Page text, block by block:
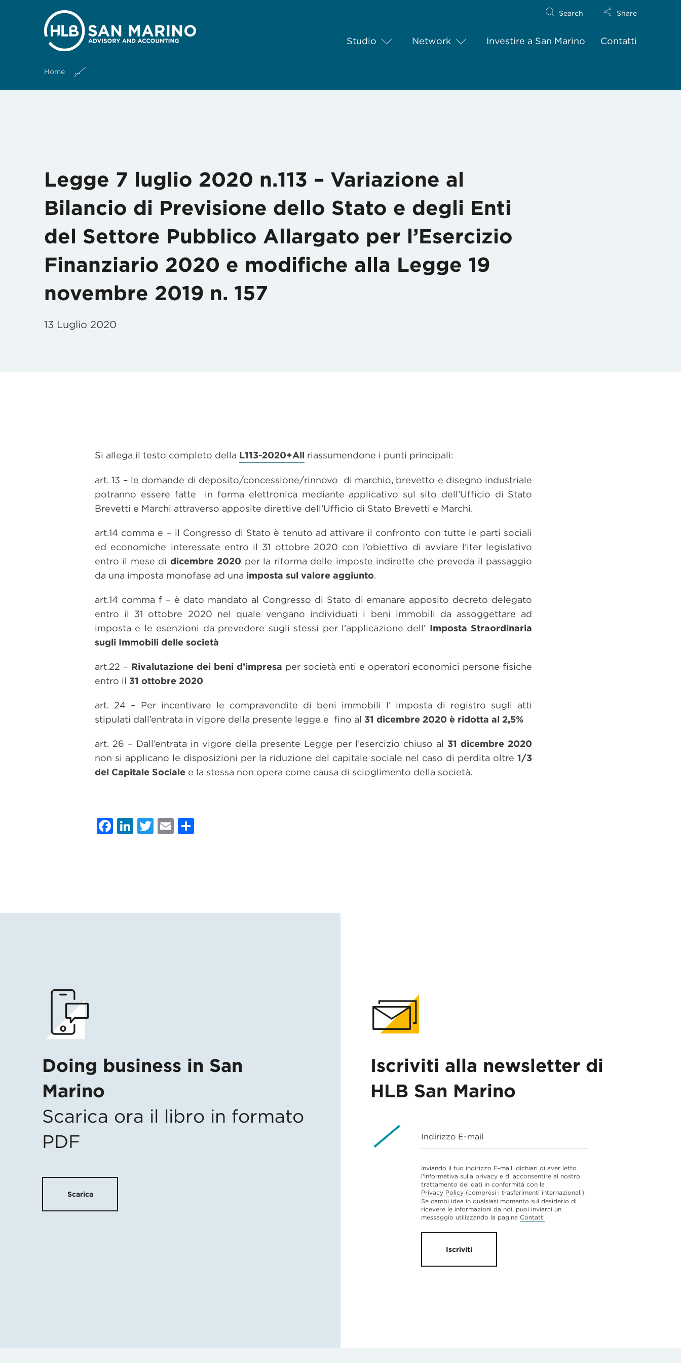
Studio Network Investire a San Marino Contatti
Search Share
Home
Mese:Luglio 2020
Legge 7 luglio 2020 n.113 – Variazione al
Bilancio di Previsione dello Stato e degli Enti
del Settore Pubblico Allargato per l’Esercizio
Finanziario 2020 e modifiche alla Legge 19
novembre 2019 n. 157
13 Luglio 2020
Si allega il testo completo della L113-2020+All riassumendone i punti principali:
art. 13 – le domande di deposito/concessione/rinnovo di marchio, brevetto e disegno industriale
potranno essere fatte in forma elettronica mediante applicativo sul sito dell’Ufficio di Stato
Brevetti e Marchi attraverso apposite direttive dell’Ufficio di Stato Brevetti e Marchi.
art.14 comma e – il Congresso di Stato è tenuto ad attivare il confronto con tutte le parti sociali
ed economiche interessate entro il 31 ottobre 2020 con l’obiettivo di avviare l’iter legislativo
entro il mese di dicembre 2020 per la riforma delle imposte indirette che preveda il passaggio
da una imposta monofase ad una imposta sul valore aggiunto.
art.14 comma f – è dato mandato al Congresso di Stato di emanare apposito decreto delegato
entro il 31 ottobre 2020 nel quale vengano individuati i beni immobili da assoggettare ad
imposta e le esenzioni da prevedere sugli stessi per l’applicazione dell’ Imposta Straordinaria
sugli Immobili delle società
art.22 – Rivalutazione dei beni d’impresa per società enti e operatori economici persone fisiche
entro il 31 ottobre 2020
art. 24 – Per incentivare le compravendite di beni immobili l’ imposta di registro sugli atti
stipulati dall’entrata in vigore della presente legge e fino al 31 dicembre 2020 è ridotta al 2,5%
art. 26 – Dall’entrata in vigore della presente Legge per l’esercizio chiuso al 31 dicembre 2020
non si applicano le disposizioni per la riduzione del capitale sociale nel caso di perdita oltre1/3
del Capitale Sociale e la stessa non opera come causa di scioglimento della società.
Facebook
LinkedIn
Twitter
Email
Doing business in San
Marino
Scarica ora il libro in formato
PDF
Scarica
Iscriviti alla newsletter di
HLB San Marino
Indirizzo E-mail
Inviando il tuo indirizzo E-mail, dichiari di aver letto
l'Informativa sulla privacy e di acconsentire al nostro
trattamento dei dati in conformità con la
Privacy Policy (compresi i trasferimenti internazionali).
Se cambi idea in qualsiasi momento sul desiderio di
ricevere le informazioni da noi, puoi inviarci un
messaggio utilizzando la pagina Contatti
Iscriviti